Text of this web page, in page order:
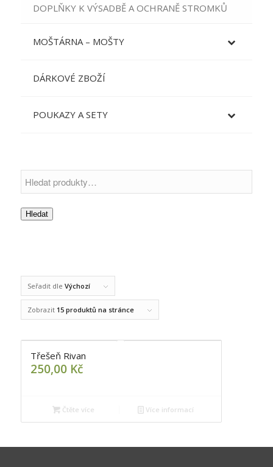
Seřadit dle Výchozí
Zobrazit 15 produktů na stránce
Třešeň Rivan
250,00 Kč
Čtěte více Více informací
DOPLŇKY K VÝSADBĚ A OCHRANĚ STROMKŮ
MOŠTÁRNA – MOŠTY
DÁRKOVÉ ZBOŽÍ
POUKAZY A SETY
Hledat